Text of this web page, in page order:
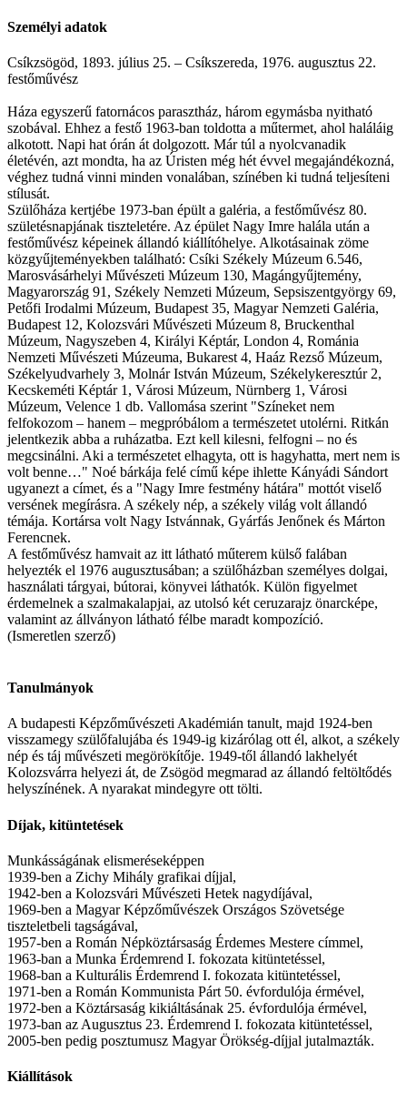
Személyi adatok
Csíkzsögöd, 1893. július 25. – Csíkszereda, 1976. augusztus 22.
festőművész
Háza egyszerű fatornácos parasztház, három egymásba nyitható
szobával. Ehhez a festő 1963-ban toldotta a műtermet, ahol haláláig
alkotott. Napi hat órán át dolgozott. Már túl a nyolcvanadik
életévén, azt mondta, ha az Úristen még hét évvel megajándékozná,
véghez tudná vinni minden vonalában, színében ki tudná teljesíteni
stílusát.
Szülőháza kertjébe 1973-ban épült a galéria, a festőművész 80.
születésnapjának tiszteletére. Az épület Nagy Imre halála után a
festőművész képeinek állandó kiállítóhelye. Alkotásainak zöme
közgyűjteményekben található: Csíki Székely Múzeum 6.546,
Marosvásárhelyi Művészeti Múzeum 130, Magángyűjtemény,
Magyarország 91, Székely Nemzeti Múzeum, Sepsiszentgyörgy 69,
Petőfi Irodalmi Múzeum, Budapest 35, Magyar Nemzeti Galéria,
Budapest 12, Kolozsvári Művészeti Múzeum 8, Bruckenthal
Múzeum, Nagyszeben 4, Királyi Képtár, London 4, Románia
Nemzeti Művészeti Múzeuma, Bukarest 4, Haáz Rezső Múzeum,
Székelyudvarhely 3, Molnár István Múzeum, Székelykeresztúr 2,
Kecskeméti Képtár 1, Városi Múzeum, Nürnberg 1, Városi
Múzeum, Velence 1 db. Vallomása szerint "Színeket nem
felfokozom – hanem – megpróbálom a természetet utolérni. Ritkán
jelentkezik abba a ruházatba. Ezt kell kilesni, felfogni – no és
megcsinálni. Aki a természetet elhagyta, ott is hagyhatta, mert nem is
volt benne…" Noé bárkája felé című képe ihlette Kányádi Sándort
ugyanezt a címet, és a "Nagy Imre festmény hátára" mottót viselő
versének megírásra. A székely nép, a székely világ volt állandó
témája. Kortársa volt Nagy Istvánnak, Gyárfás Jenőnek és Márton
Ferencnek.
A festőművész hamvait az itt látható műterem külső falában
helyezték el 1976 augusztusában; a szülőházban személyes dolgai,
használati tárgyai, bútorai, könyvei láthatók. Külön figyelmet
érdemelnek a szalmakalapjai, az utolsó két ceruzarajz önarcképe,
valamint az állványon látható félbe maradt kompozíció.
(Ismeretlen szerző)
Tanulmányok
A budapesti Képzőművészeti Akadémián tanult, majd 1924-ben
visszamegy szülőfalujába és 1949-ig kizárólag ott él, alkot, a székely
nép és táj művészeti megörökítője. 1949-től állandó lakhelyét
Kolozsvárra helyezi át, de Zsögöd megmarad az állandó feltöltődés
helyszínének. A nyarakat mindegyre ott tölti.
Díjak, kitüntetések
Munkásságának elismeréseképpen
1939-ben a Zichy Mihály grafikai díjjal,
1942-ben a Kolozsvári Művészeti Hetek nagydíjával,
1969-ben a Magyar Képzőművészek Országos Szövetsége
tiszteletbeli tagságával,
1957-ben a Román Népköztársaság Érdemes Mestere címmel,
1963-ban a Munka Érdemrend I. fokozata kitüntetéssel,
1968-ban a Kulturális Érdemrend I. fokozata kitüntetéssel,
1971-ben a Román Kommunista Párt 50. évfordulója érmével,
1972-ben a Köztársaság kikiáltásának 25. évfordulója érmével,
1973-ban az Augusztus 23. Érdemrend I. fokozata kitüntetéssel,
2005-ben pedig posztumusz Magyar Örökség-díjjal jutalmazták.
Kiállítások